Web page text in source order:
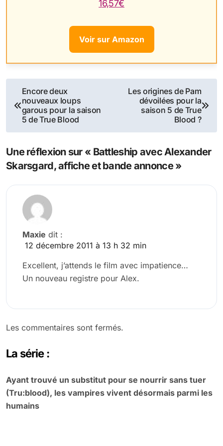
16,57€
Voir sur Amazon
Navigation
de
l’article
Encore deux
nouveaux loups
garous pour la saison
5 de True Blood
Les origines de Pam
dévoilées pour la
saison 5 de True
Blood ?
Une réflexion sur « Battleship avec Alexander
Skarsgard, affiche et bande annonce »
Maxie dit :
12 décembre 2011 à 13 h 32 min
Excellent, j’attends le film avec impatience…
Un nouveau registre pour Alex.
Les commentaires sont fermés.
La série :
Ayant trouvé un substitut pour se nourrir sans tuer
(Tru:blood), les vampires vivent désormais parmi les
humains